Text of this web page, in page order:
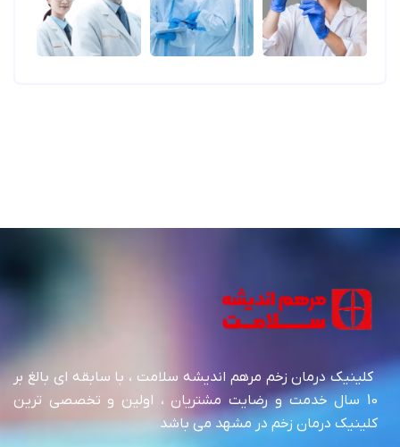
کلینیک درمان زخم مرهم اندیشه سلامت ، با سابقه ای بالغ بر
10 سال خدمت و رضایت مشتریان ، اولین و تخصصی ترین
کلینیک درمان زخم در مشهد می باشد